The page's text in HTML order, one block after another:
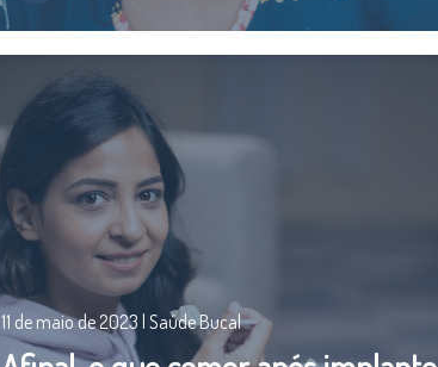
11 de maio de 2023 | Saúde Bucal